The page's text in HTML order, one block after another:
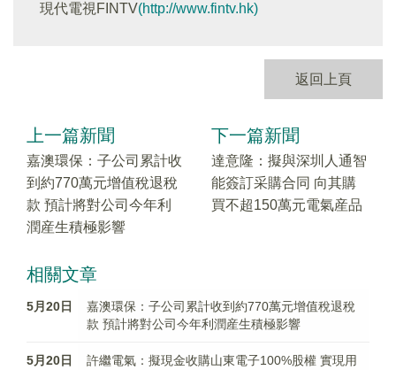
現代電視FINTV(http://www.fintv.hk)
返回上頁
上一篇新聞
嘉澳環保：子公司累計收
到約770萬元增值稅退稅
款 預計將對公司今年利
潤産生積極影響
下一篇新聞
達意隆：擬與深圳人通智
能簽訂采購合同 向其購
買不超150萬元電氣産品
相關文章
5月20日
嘉澳環保：子公司累計收到約770萬元增值稅退稅
款 預計將對公司今年利潤産生積極影響
5月20日
許繼電氣：擬現金收購山東電子100%股權 實現用